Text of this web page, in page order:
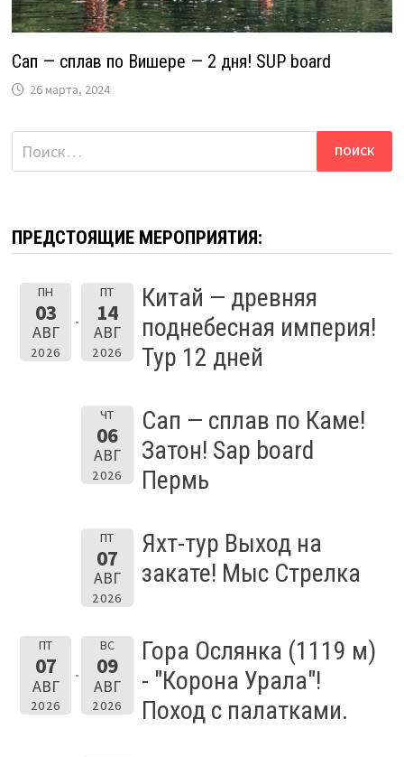
Сап — сплав по Вишере — 2 дня! SUP board
26 марта, 2024
Найти:
ПРЕДСТОЯЩИЕ МЕРОПРИЯТИЯ:
ПН
03
АВГ
2026
ПТ
14
АВГ
2026
Китай — древняя
поднебесная империя!
Тур 12 дней
ЧТ
06
АВГ
2026
Сап — сплав по Каме!
Затон! Sap board
Пермь
ПТ
07
АВГ
2026
Яхт-тур Выход на
закате! Мыс Стрелка
ПТ
07
АВГ
2026
ВС
09
АВГ
2026
Гора Ослянка (1119 м)
- "Корона Урала"!
Поход с палатками.